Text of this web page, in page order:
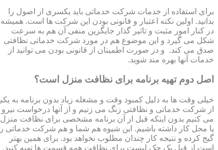
برای استفاده از خدمات شرکت خدماتی باید یکسری از اصول را
بدانید. اولین نکته اعتبار و قانونی بودن این شرکت ها است. همیشه
در کنار امور مثبت و تاثیر گذار جایگزین منفی آن هم به سرعت
شکل می گیرد و این موضوع هم در مورد شرکت خدماتی نظافتی
صدق می کند. و در صورت اطمینان از قانونی بودن می توانید از
خدمات آنها بهره مند شوید.
اصل دوم تهیه برنامه برای نظافت منزل است؟
خیلی وقت ها به دلیل کمبود وقت و مشغله زیاد بدون برنامه به
از شرکت خدماتی و نظافتی زنگ می زنیم و از آنها درخواست نیرو
می کنیم بدون اینکه قبل از آن برنامه مشخصی برای نظافت منزل
یا محل کار داشته باشیم. این شیوه هم شما و هم شرکت خدماتی را
گیج کرده و نتیجه کار چندان مطلوب نخواهد بود. برای همین بهتر
است از قبل یک چک لیست برای نظافت همه قسمت ها تهیه کنید.